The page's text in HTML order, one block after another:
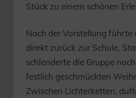
Stück zu einem schönen
Nach der Vorstellung führte
direkt zurück zur Schule.
schlenderte die Gruppe
festlich geschmückten
Zwischen Lichterketten,